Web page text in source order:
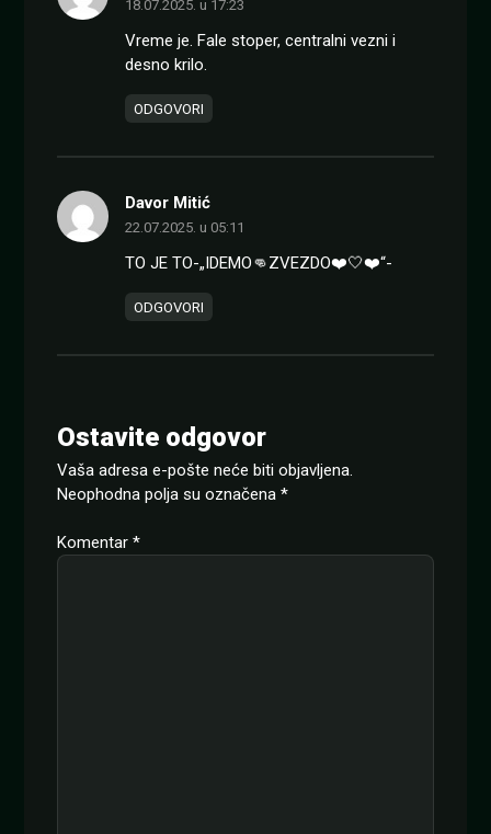
18.07.2025. u 17:23
Vreme je. Fale stoper, centralni vezni i
desno krilo.
ODGOVORI
Davor Mitić
22.07.2025. u 05:11
TO JE TO-„IDEMO👊ZVEZDO❤️🤍❤️“-
ODGOVORI
Ostavite odgovor
Vaša adresa e-pošte neće biti objavljena.
Neophodna polja su označena *
Komentar *